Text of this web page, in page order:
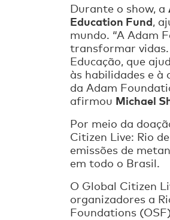
Durante o show, a
Education Fund,
mundo. “A Adam
transformar vidas.
Educação, que
às habilidades e
da Adam
afirmou Michael
Por meio da
Citizen Live: Rio
emissões de
em todo o Brasil.
O Global Citizen
organizadores a
Foundations